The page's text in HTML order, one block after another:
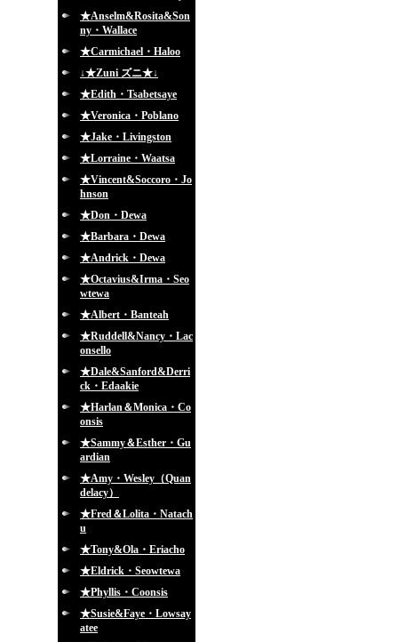
★Anselm&Rosita&Son
ny・Wallace
★Carmichael・Haloo
↓★Zuni ズニ★↓
★Edith・Tsabetsaye
★Veronica・Poblano
★Jake・Livingston
★Lorraine・Waatsa
★Vincent&Soccoro・Jo
hnson
★Don・Dewa
★Barbara・Dewa
★Andrick・Dewa
★Octavius&Irma・Seo
wtewa
★Albert・Banteah
★Ruddell&Nancy・Lac
onsello
★Dale&Sanford&Derri
ck・Edaakie
★Harlan＆Monica・Co
onsis
★Sammy＆Esther・Gu
ardian
★Amy・Wesley（Quan
delacy）
★Fred＆Lolita・Natach
u
★Tony&Ola・Eriacho
★Eldrick・Seowtewa
★Phyllis・Coonsis
★Susie&Faye・Lowsay
atee